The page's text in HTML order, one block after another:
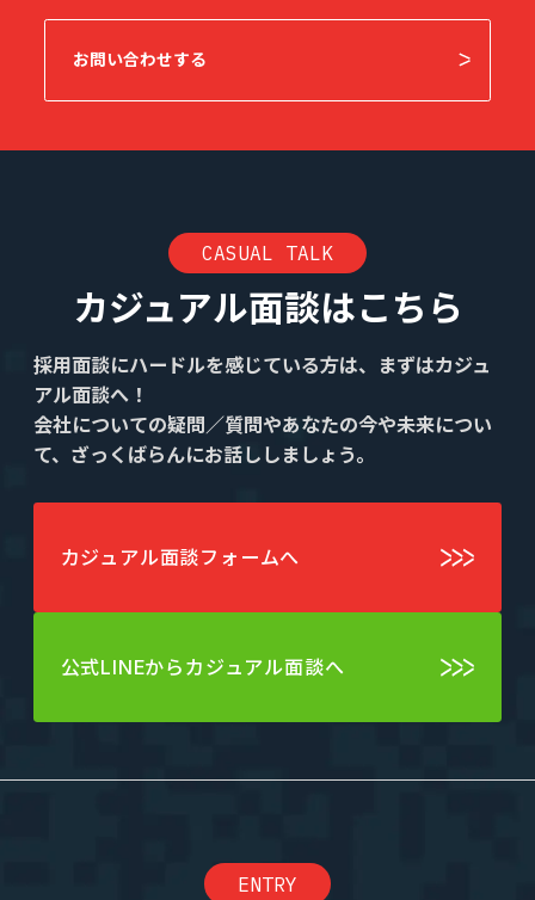
お問い合わせする
CASUAL TALK
カジュアル面談はこちら
採用面談にハードルを感じている方は、まずはカジュ
アル面談へ！
会社についての疑問／質問やあなたの今や未来につい
て、ざっくばらんにお話ししましょう。
カジュアル面談フォームへ
公式LINEからカジュアル面談へ
ENTRY